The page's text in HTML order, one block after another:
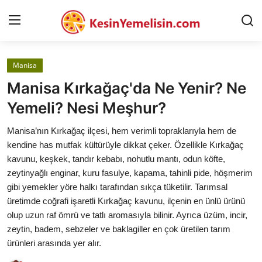
AnaSayfa
Gizlilik Sözleşmesi
Rüya Tabirleri
Diyet & Sağlıklı Beslenme
İletişim
Şehirler
Helal Gıda & Dini Hükümler
Manisa
Manisa Kırkağaç'da Ne Yenir? Ne
Yemeli? Nesi Meşhur?
Manisa’nın Kırkağaç ilçesi, hem verimli topraklarıyla hem de
kendine has mutfak kültürüyle dikkat çeker. Özellikle Kırkağaç
kavunu, keşkek, tandır kebabı, nohutlu mantı, odun köfte,
zeytinyağlı enginar, kuru fasulye, kapama, tahinli pide, höşmerim
gibi yemekler yöre halkı tarafından sıkça tüketilir. Tarımsal
üretimde coğrafi işaretli Kırkağaç kavunu, ilçenin en ünlü ürünü
olup uzun raf ömrü ve tatlı aromasıyla bilinir. Ayrıca üzüm, incir,
zeytin, badem, sebzeler ve baklagiller en çok üretilen tarım
ürünleri arasında yer alır.